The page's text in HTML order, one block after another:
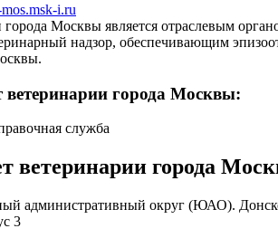
i.ru
города Москвы является отраслевым
надзор, обеспечивающим
ветеринарии города Москвы:
служба
ветеринарии города
административный округ (ЮАО).
3